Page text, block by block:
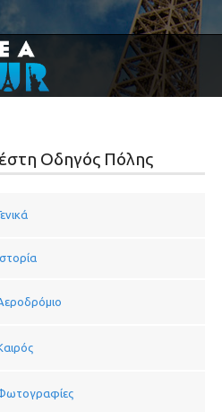
Οδηγός Πόλης